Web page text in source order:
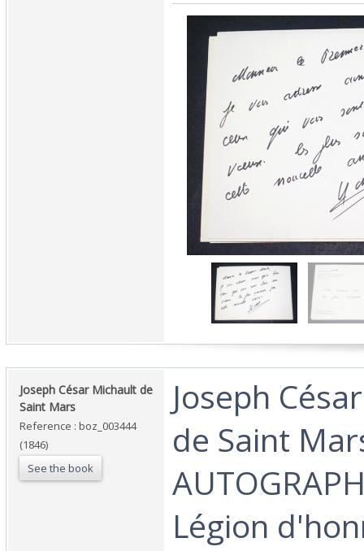
‎Joseph César Michault de
Saint Mars‎
Reference : boz_003444
(1846)
See the book
‎Joseph
de Saint
Légion